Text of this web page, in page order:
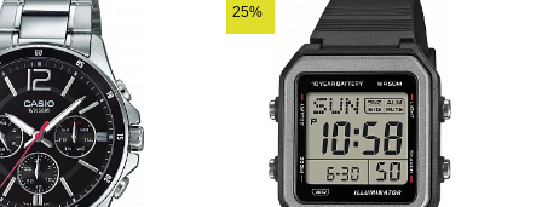
25%